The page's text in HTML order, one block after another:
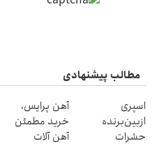
مطالب پیشنهادی
اسپری
ازبین‌برنده
حشرات
آهن پرایس،
خرید مطمئن
آهن آلات